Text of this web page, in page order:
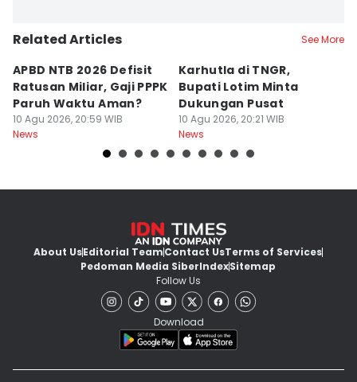
Related Articles See More
APBD NTB 2026 Defisit
Ratusan Miliar, Gaji PPPK
Paruh Waktu Aman?
10 Agu 2026, 20:59 WIB
News
Karhutla di TNGR,
Bupati Lotim Minta
Dukungan Pusat
10 Agu 2026, 20:21 WIB
News
About UsEditorial TeamContact UsTerms of Services
Pedoman Media SiberIndexSitemap
Follow Us
Download